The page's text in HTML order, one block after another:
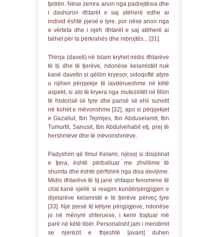
tjetrën. Nëse zemra anon nga padrejtësia dhe
i dashuron ithtarët e saj atëherë edhe ai
individ është pjesë e tyre, por nëse anon nga
e vërteta dhe i njeh ithtarët e saj atëherë ai
bëhet për ta përkrahës dhe mbrojtës... [31].
Thirrja (daveti) në Islam kryhet midis ithtarëve
të tij dhe të tjerëve, ndonëse kelamistët nuk
kanë davetin si qëllim kryesor, sidoqoftë atyre
u njihen përpjekje të lavdërueshme në këtë
aspekt, si ato të kryera nga mutezilitët në fillim
të historisë së tyre dhe parisë së ehli sunetit
në kohët e mëvonshme [32], apo si përpjekjet
e Gazaliut, Ibn Tejmijes, Ibn Abduselamit, Ibn
Tumurtit, Sanusit, Ibn Abdulvehabit etj, prej të
hershmëve dhe të mëvonshmëve.
Padyshim që Ilmul Kelami, njësoj si disiplinat
e tjera, është përballuar me zhvillime të
shumta dhe është përfshirë nga disa devijime.
Midis ithtarëve të tij janë shfaqur fenomene të
cilat kanë sjellë si reagim kundërpërgjigjen e
dijetarëve kelamistë e të tjerëve përveç tyre
[33]. Një pjesë të këtyre përgjigjeve, ndonëse
jo në mënyrë shteruese, i kemi trajtuar më
parë në këtë libër. Personalisht jam i mendimit
se njerëzit e thjeshtë [avam] duhen